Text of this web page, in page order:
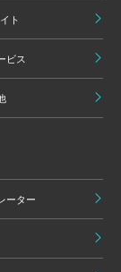
ト
ビス
ーター